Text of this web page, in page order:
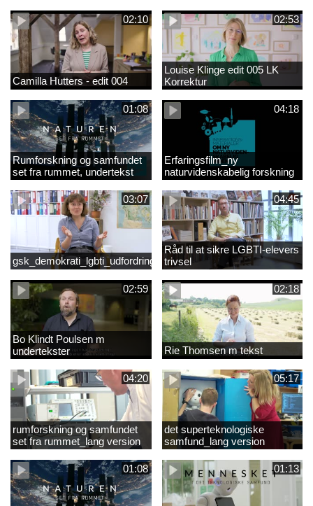
02:10
Camilla Hutters - edit 004
02:53
Louise Klinge edit 005 LK
Korrektur
01:08
Rumforskning og samfundet
set fra rummet, undertekst
04:18
Erfaringsfilm_ny
naturvidenskabelig forskning
03:07
gsk_demokrati_lgbti_udfordringer
04:45
Råd til at sikre LGBTI-elevers
trivsel
02:59
Bo Klindt Poulsen m
undertekster
02:18
Rie Thomsen m tekst
04:20
rumforskning og samfundet
set fra rummet_lang version
05:17
det superteknologiske
samfund_lang version
01:08 01:13